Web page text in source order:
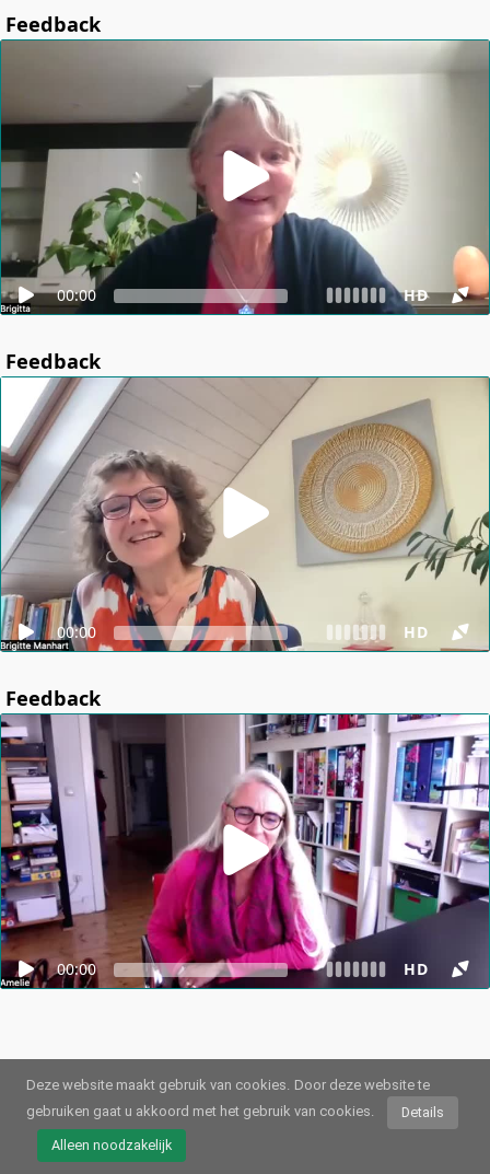
Deze website maakt gebruik van cookies. Door deze website te
gebruiken gaat u akkoord met het gebruik van cookies.
Details
Alleen noodzakelijk
Feedback
00:00 HD
Feedback
00:00 HD
Feedback
00:00 HD
© 2026 Webstream.eu• Afdruk• Gegevensbescherming/ Cookies•
Gebruiksvoorwaarden
Duits•